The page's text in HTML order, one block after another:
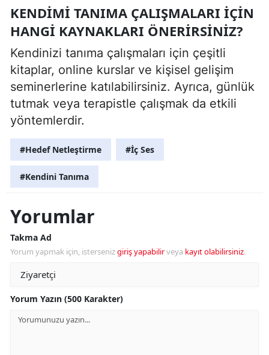
KENDIMI TANIMA ÇALIŞMALARI IÇIN
HANGI KAYNAKLARI ÖNERIRSINIZ?
Kendinizi tanıma çalışmaları için çeşitli
kitaplar, online kurslar ve kişisel gelişim
seminerlerine katılabilirsiniz. Ayrıca, günlük
tutmak veya terapistle çalışmak da etkili
yöntemlerdir.
#Hedef Netleştirme #İç Ses
#Kendini Tanıma
Yorumlar
Takma Ad
Yorum yapmak için, istersenizgiriş yapabilirveya kayıt olabilirsiniz.
Yorum Yazın (500 Karakter)